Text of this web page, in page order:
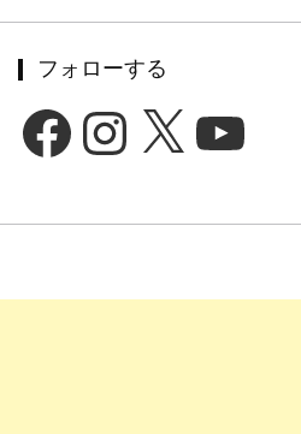
フォローする
FacebookInstagram